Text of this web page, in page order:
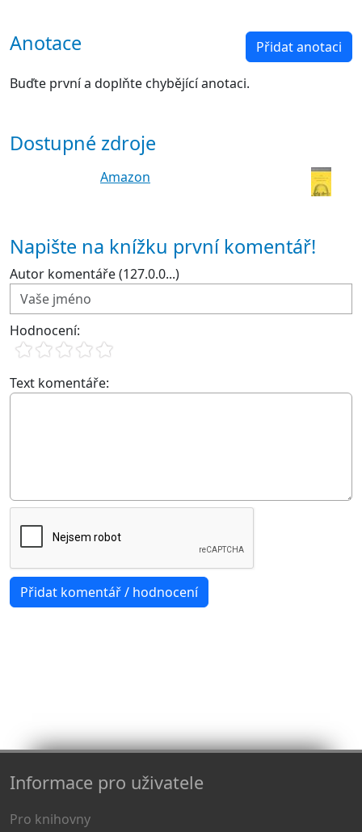
Anotace Přidat anotaci
Buďte první a doplňte chybějící anotaci.
Dostupné zdroje
Amazon
Napište na knížku první komentář!
Autor komentáře (127.0.0...)
Hodnocení:
Text komentáře:
Informace pro uživatele
Pro knihovny